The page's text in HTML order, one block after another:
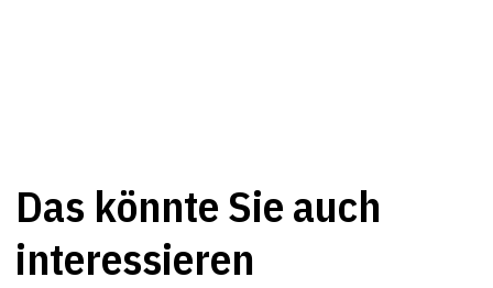
Das könnte Sie auch
interessieren